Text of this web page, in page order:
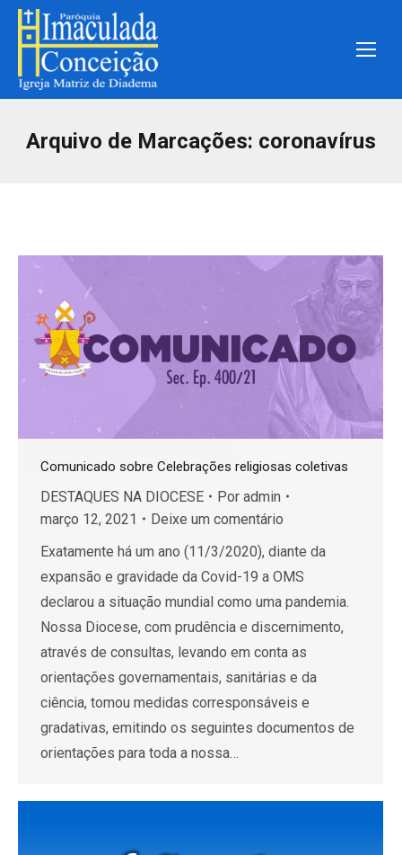
Arquivo de Marcações: coronavírus
Comunicado sobre Celebrações religiosas coletivas
DESTAQUES NA DIOCESE Por admin
março 12, 2021
Deixe um comentário
Exatamente há um ano (11/3/2020), diante da
expansão e gravidade da Covid-19 a OMS
declarou a situação mundial como uma pandemia.
Nossa Diocese, com prudência e discernimento,
através de consultas, levando em conta as
orientações governamentais, sanitárias e da
ciência, tomou medidas corresponsáveis e
gradativas, emitindo os seguintes documentos de
orientações para toda a nossa…